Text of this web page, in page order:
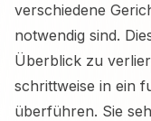
verschiedene
notwendig sind.
Überblick zu
schrittweise in ein
überführen. Sie